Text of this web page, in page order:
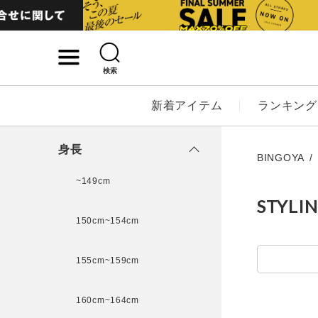
検索
新着アイテム ランキング
キーワード
身長
~149cm
150cm~154cm
155cm~159cm
160cm~164cm
BINGOYA